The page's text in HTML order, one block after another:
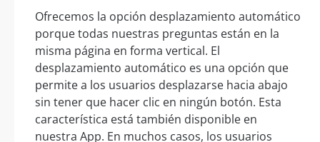
Ofrecemos la opción desplazamiento automático
porque todas nuestras preguntas están en la
misma página en forma vertical. El
desplazamiento automático es una opción que
permite a los usuarios desplazarse hacia abajo
sin tener que hacer clic en ningún botón. Esta
característica está también disponible en
nuestra App. En muchos casos, los usuarios